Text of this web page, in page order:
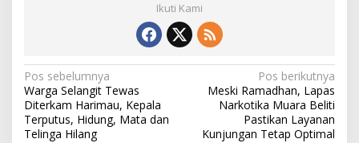
Ikuti Kami
N
a
v
Pos sebelumnya
Warga Selangit Tewas
Diterkam Harimau, Kepala
Terputus, Hidung, Mata dan
Telinga Hilang
Pos berikutnya
Meski Ramadhan, Lapas
Narkotika Muara Beliti
Pastikan Layanan
Kunjungan Tetap Optimal